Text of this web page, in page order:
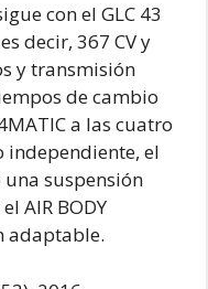
con el GLC 43
decir, 367 CV y
y transmisión
de cambio
a las cuatro
independiente, el
suspensión
AIR BODY
adaptable.